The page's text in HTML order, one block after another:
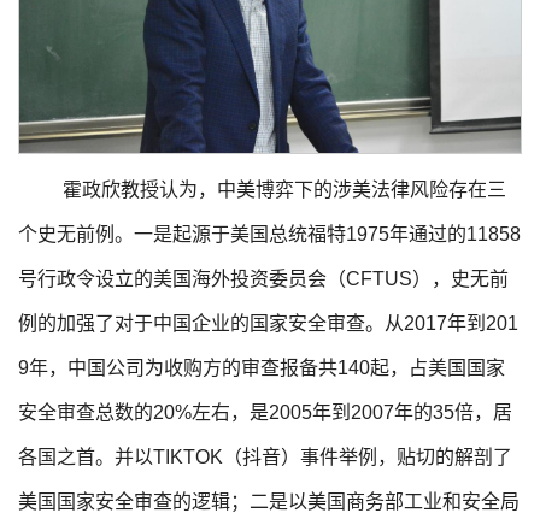
霍政欣教授认为，中美博弈下的涉美法律风险存在三
个史无前例。一是起源于美国总统福特1975年通过的11858
号行政令设立的美国海外投资委员会（CFTUS），史无前
例的加强了对于中国企业的国家安全审查。从2017年到201
9年，中国公司为收购方的审查报备共140起，占美国国家
安全审查总数的20%左右，是2005年到2007年的35倍，居
各国之首。并以TIKTOK（抖音）事件举例，贴切的解剖了
美国国家安全审查的逻辑；二是以美国商务部工业和安全局